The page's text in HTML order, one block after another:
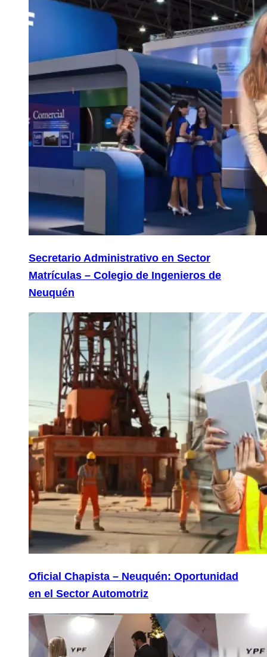
Secretario Administrativo en Sector
Matrículas – Colegio de Ingenieros de
Neuquén
Oficial Chapista – Neuquén: Oportunidad
en el Sector Automotriz